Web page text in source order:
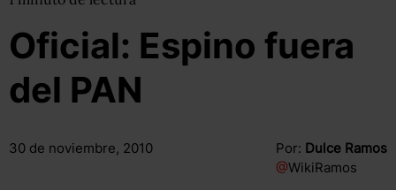
Oficial: Espino fuera
del PAN
30 de noviembre, 2010 Por: Dulce Ramos
@WikiRamos